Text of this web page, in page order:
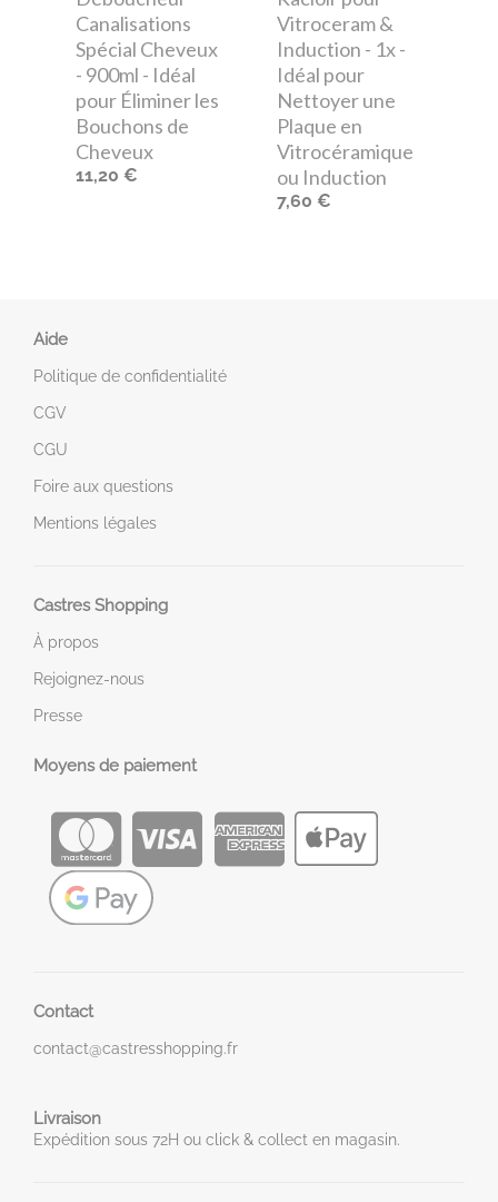
Canalisations
Spécial Cheveux
- 900ml - Idéal
pour Éliminer les
Bouchons de
Cheveux
11,20 €
Vitroceram &
Induction - 1x -
Idéal pour
Nettoyer une
Plaque en
Vitrocéramique
ou Induction
7,60 €
Aide
Politique de confidentialité
CGV
CGU
Foire aux questions
Mentions légales
Castres Shopping
À propos
Rejoignez-nous
Presse
Moyens de paiement
Contact
contact@castresshopping.fr
Livraison
Expédition sous 72H ou click & collect en magasin.